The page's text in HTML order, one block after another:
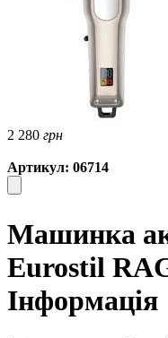
2 280 грн
Артикул: 06714
Машинка
Eurostil
Інформація